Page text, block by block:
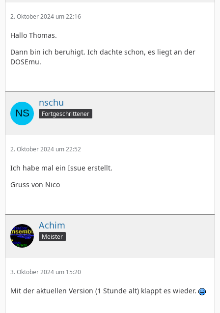
2. Oktober 2024 um 22:16
Hallo Thomas.
Dann bin ich beruhigt. Ich dachte schon, es liegt an der
DOSEmu.
nschu
Fortgeschrittener
2. Oktober 2024 um 22:52
Ich habe mal ein Issue erstellt.
Gruss von Nico
Achim
Meister
3. Oktober 2024 um 15:20
Mit der aktuellen Version (1 Stunde alt) klappt es wieder.